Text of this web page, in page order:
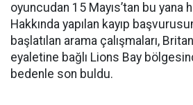
oyuncudan 15 Mayıs’tan bu yana
Hakkında yapılan kayıp
başlatılan arama çalışmaları,
eyaletine bağlı Lions Bay
bedenle son buldu.